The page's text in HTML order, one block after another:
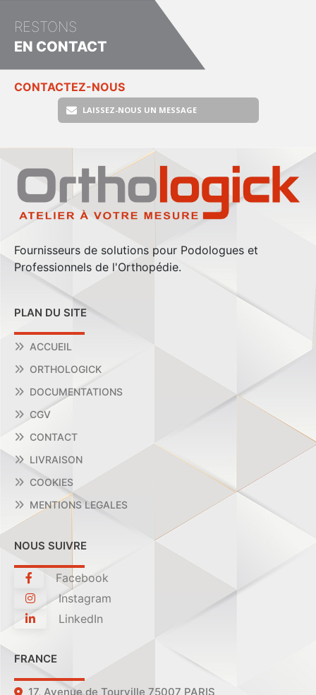
RESTONS
EN CONTACT
CONTACTEZ-NOUS
LAISSEZ-NOUS UN MESSAGE
Fournisseurs de solutions pour Podologues et
Professionnels de l'Orthopédie.
PLAN DU SITE
ACCUEIL
ORTHOLOGICK
DOCUMENTATIONS
CGV
CONTACT
LIVRAISON
COOKIES
MENTIONS LEGALES
NOUS SUIVRE
Facebook
Instagram
LinkedIn
FRANCE
17, Avenue de Tourville 75007 PARIS